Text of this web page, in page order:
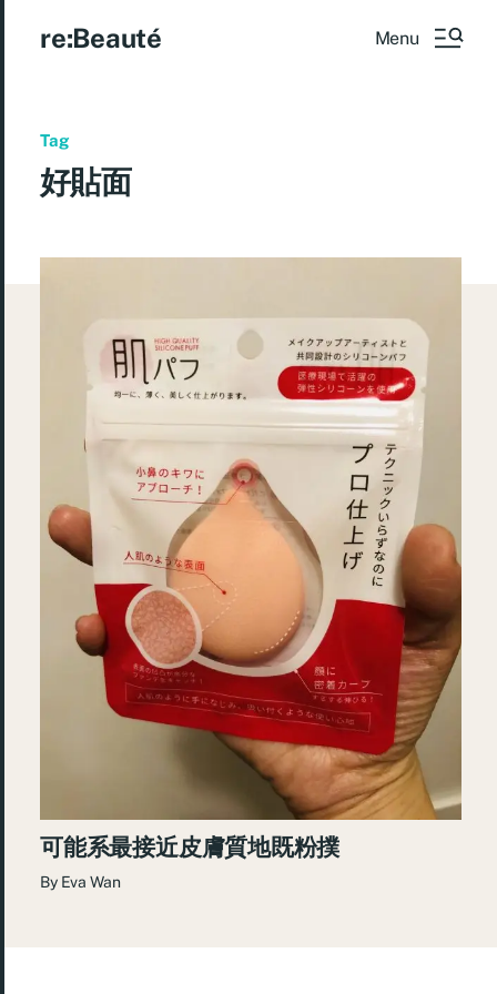
re:Beauté Menu
Tag
好貼面
可能系最接近皮膚質地既粉撲
By Eva Wan